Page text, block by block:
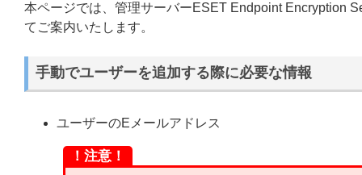
本ページでは、管理サーバーESET Endpoint Encryption
てご案内いたします。
手動でユーザーを追加する際に必要な情報
ユーザーのEメールアドレス
！注意！